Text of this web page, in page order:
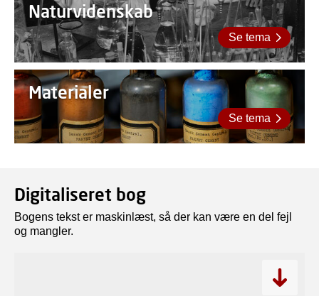
Naturvidenskab
Se tema
Materialer
Se tema
Digitaliseret bog
Bogens tekst er maskinlæst, så der kan være en del fejl
og mangler.